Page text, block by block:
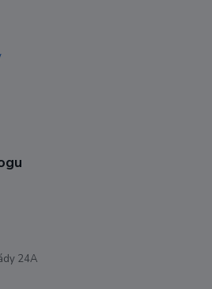
24A